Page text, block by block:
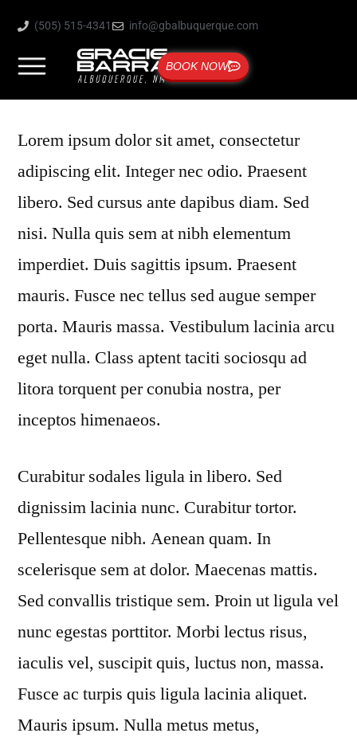
(505) 515-4341 info@gbalbuquerque.com
BOOK NOW
Lorem ipsum dolor sit amet, consectetur
adipiscing elit. Integer nec odio. Praesent
libero. Sed cursus ante dapibus diam. Sed
nisi. Nulla quis sem at nibh elementum
imperdiet. Duis sagittis ipsum. Praesent
mauris. Fusce nec tellus sed augue semper
porta. Mauris massa. Vestibulum lacinia arcu
eget nulla. Class aptent taciti sociosqu ad
litora torquent per conubia nostra, per
inceptos himenaeos.
Curabitur sodales ligula in libero. Sed
dignissim lacinia nunc. Curabitur tortor.
Pellentesque nibh. Aenean quam. In
scelerisque sem at dolor. Maecenas mattis.
Sed convallis tristique sem. Proin ut ligula vel
nunc egestas porttitor. Morbi lectus risus,
iaculis vel, suscipit quis, luctus non, massa.
Fusce ac turpis quis ligula lacinia aliquet.
Mauris ipsum. Nulla metus metus,